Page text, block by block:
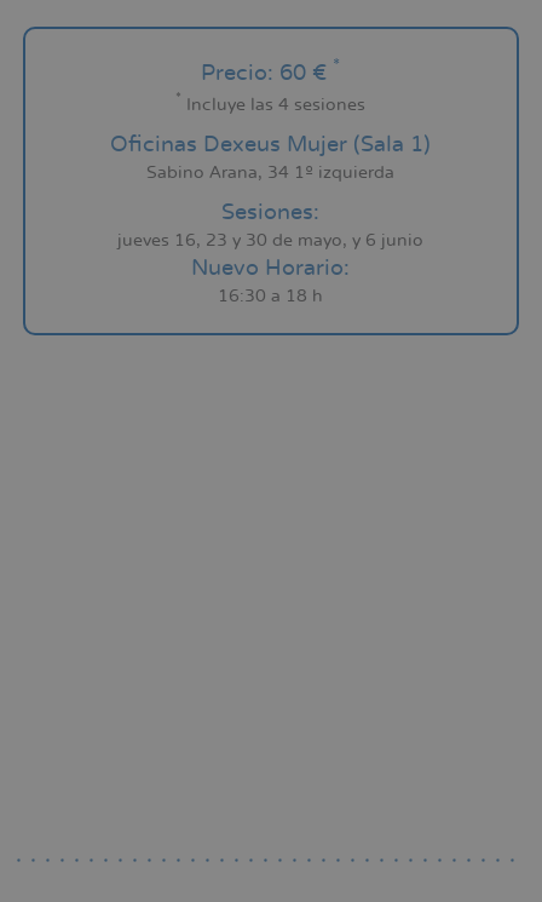
Precio: 60 € *
* Incluye las 4 sesiones
Oficinas Dexeus Mujer (Sala 1)
Sabino Arana, 34 1º izquierda
Sesiones:
jueves 16, 23 y 30 de mayo, y 6 junio
Nuevo Horario:
16:30 a 18 h